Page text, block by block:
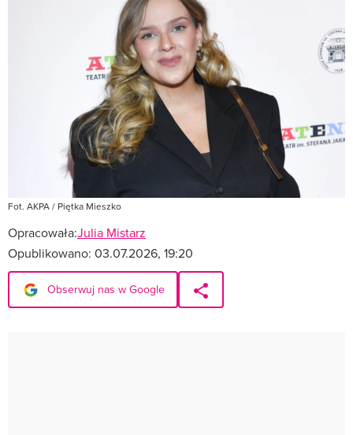
Fot. AKPA / Piętka Mieszko
Opracowała:Julia Mistarz
Opublikowano: 03.07.2026, 19:20
Obserwuj nas w Google